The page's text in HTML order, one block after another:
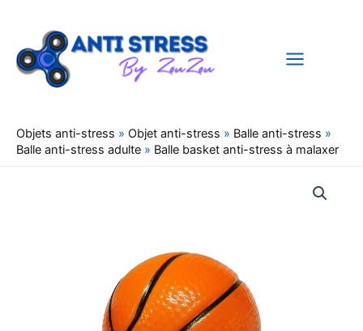
contenu
Objets anti-stress » Objet anti-stress » Balle anti-stress »
Balle anti-stress adulte » Balle basket anti-stress à malaxer